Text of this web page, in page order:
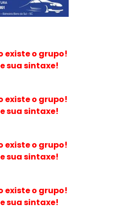
existe o grupo!
sua sintaxe!
existe o grupo!
sua sintaxe!
existe o grupo!
sua sintaxe!
existe o grupo!
sua sintaxe!